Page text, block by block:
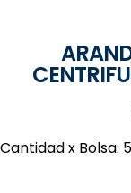
Cantidad x Bolsa: